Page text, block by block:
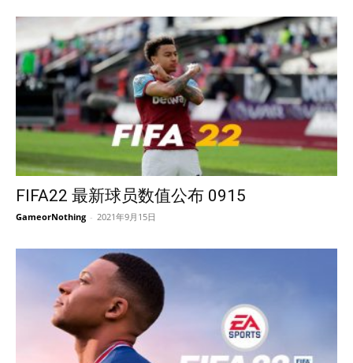
FIFA22 最新球员数值公布 0915
GameorNothing - 2021年9月15日